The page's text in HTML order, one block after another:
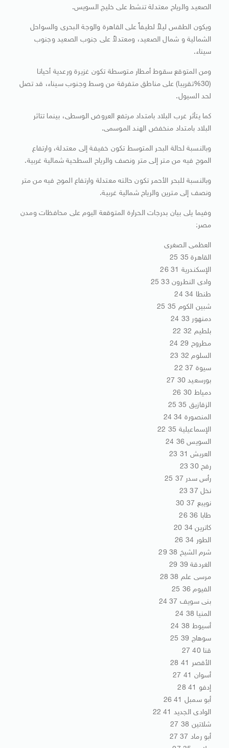
الصعيد والرياح معتدلة تنشط على خليج السويس.
ويكون الطقس ليلاً لطيفاً على القاهرة والوجة البحرى والسواحل
الشمالية و شمال الصعيد، ومعتدلاً على جنوب الصعيد وجنوب
سيناء.
ومن المتوقع سقوط أمطار متوسطة تكون غزيرة ورعدية أحيانا
(30%تقريبا) على مناطق متفرقة من وسط وجنوب سيناء، قد تصل
لحد السيول.
كما يتأثر غرب البلاد بامتداد مرتفع العروض الوسطى، بينما تتاثر
البلاد بامتداد منخفض الهند الموسمى.
وبالنسبة لحالة البحر المتوسط تكون خفيفة إلى معتدلة، وارتفاع
الموج فيه من متر إلى متر ونصف والرياح السطحية شمالية غربية.
وبالنسبة للبحر الأحمر تكون حالته معتدلة وارتفاع الموج فيه من متر
ونصف إلى مترين والرياح شمالية غربية.
وفيما يلى بيان بدرجات الحرارة المتوقعة اليوم على محافظات ومدن
مصر:
العظمى الصغرى
القاهرة 35 25
الإسكندرية 31 26
وادى النطرون 33 25
طنطا 34 24
شبين الكوم 35 25
دمنهور 33 24
بلطيم 32 22
مطروح 29 24
السلوم 32 23
سيوة 37 22
بورسعيد 30 27
دمياط 30 26
الزقازيق 35 25
المنصورة 34 24
الإسماعيلية 35 22
السويس 36 24
العريش 31 23
رفح 30 23
رأس سدر 37 25
نخل 37 23
نويبع 37 30
طابا 36 26
كاترين 34 20
الطور 34 26
شرم الشيخ 38 29
الغردقة 39 29
مرسى علم 38 28
الفيوم 36 25
بنى سويف 37 24
المنيا 38 24
أسيوط 38 24
سوهاج 39 25
قنا 40 27
الأقصر 41 28
أسوان 41 27
إدفو 41 28
أبو سمبل 41 26
الوادى الجديد 41 22
شلاتين 38 27
أبو رماد 37 27